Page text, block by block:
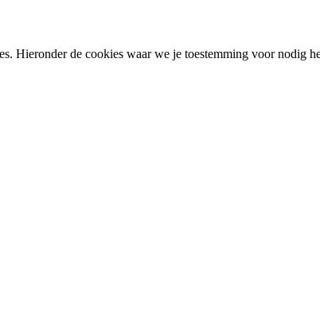
Hieronder de cookies waar we je toestemming voor nodig